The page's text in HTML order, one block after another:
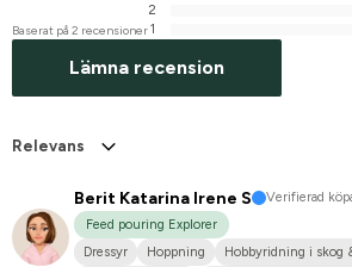
Baserat på 2 recensioner
2
1
Lämna recension
Relevans
Berit Katarina Irene S
Verifierad
Feed pouring Explorer
Dressyr
Hoppning Hobbyridning i skog